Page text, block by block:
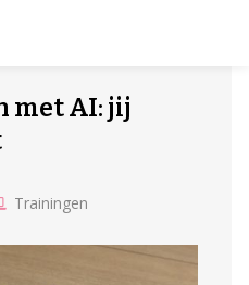
met AI: jij
Trainingen